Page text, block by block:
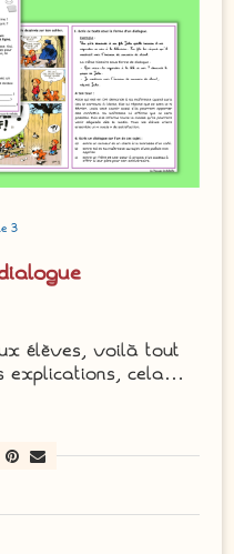
3
élèves, voilà tout
explications, cela…